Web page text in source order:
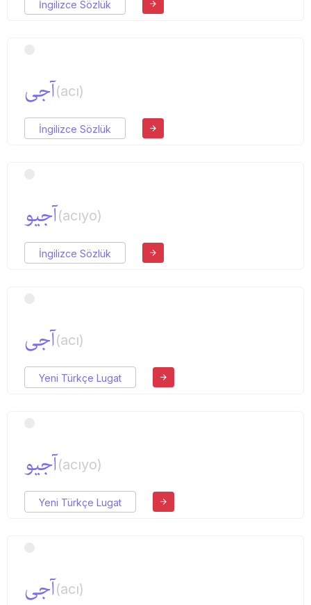
İngilizce Sözlük
آجی(acı)
İngilizce Sözlük
آجیو(acıyo)
İngilizce Sözlük
آجی(acı)
Yeni Türkçe Lugat
آجیو(acıyo)
Yeni Türkçe Lugat
آجی(acı)